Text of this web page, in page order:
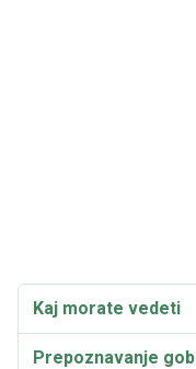
Kaj morate vedeti
Prepoznavanje gob